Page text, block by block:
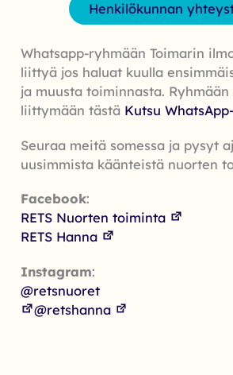
Henkilökunnan
Whatsapp-ryhmään Toimarin
liittyä jos haluat kuulla
ja muusta toiminnasta. Ryhmään
liittymään tästä Kutsu
Seuraa meitä somessa ja pysyt
uusimmista käänteistä nuorten
Facebook:
RETS Nuorten toiminta
RETS Hanna
Instagram:
@retsnuoret
@retshanna